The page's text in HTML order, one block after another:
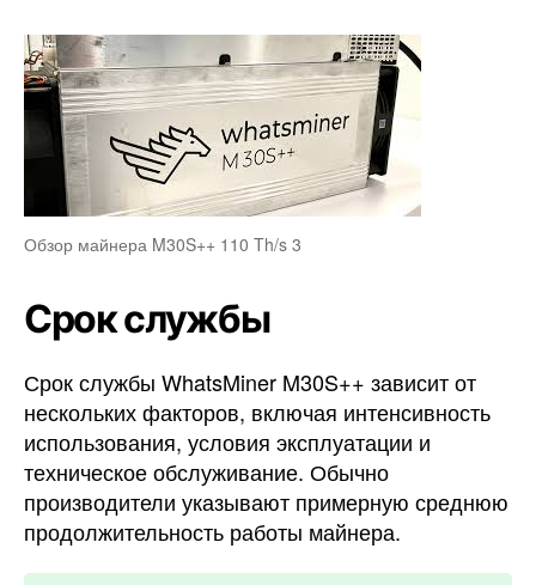
Обзор майнера M30S++ 110 Th/s 3
Срок службы
Срок службы WhatsMiner M30S++ зависит от
нескольких факторов, включая интенсивность
использования, условия эксплуатации и
техническое обслуживание. Обычно
производители указывают примерную среднюю
продолжительность работы майнера.